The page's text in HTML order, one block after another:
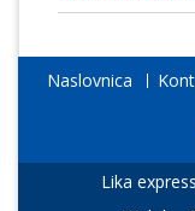
Naslovnica
Lika